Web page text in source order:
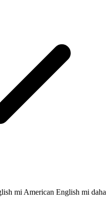
mi American English mi daha